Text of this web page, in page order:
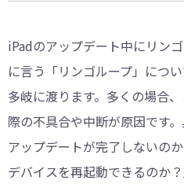
iPadのアップデート中にリン
に言う「リンゴループ」につ
多岐に渡ります。多くの場合
際の不具合や中断が原因です
アップデートが完了しないの
デバイスを再起動できるのか